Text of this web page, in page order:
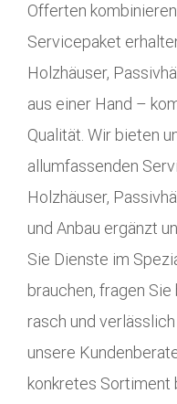
Offerten
Servicepaket
Holzhäuser,
aus einer Hand –
Qualität. Wir bieten
allumfassenden
Holzhäuser,
und Anbau ergänzt
Sie Dienste im
brauchen, fragen
rasch und
unsere
konkretes Sortiment